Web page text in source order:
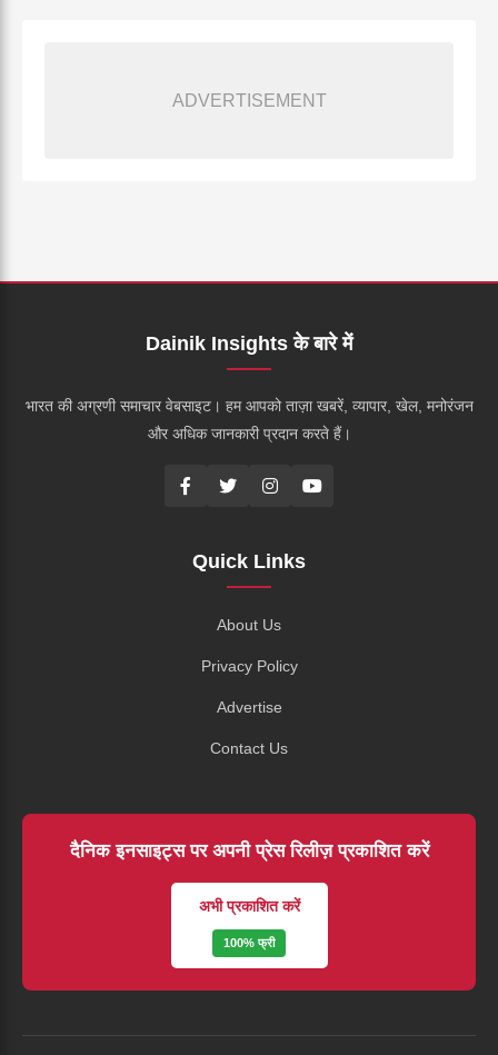
ADVERTISEMENT
Dainik Insights के बारे में
भारत की अग्रणी समाचार वेबसाइट। हम आपको ताज़ा खबरें, व्यापार, खेल, मनोरंजन
और अधिक जानकारी प्रदान करते हैं।
Quick Links
About Us
Privacy Policy
Advertise
Contact Us
दैनिक इनसाइट्स पर अपनी प्रेस रिलीज़ प्रकाशित करें
अभी प्रकाशित करें
100% फ्री